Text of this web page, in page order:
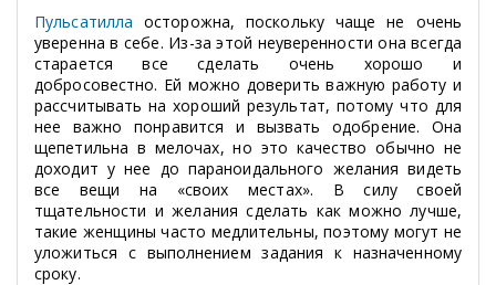
Пульсатилла осторожна, поскольку чаще не очень
уверенна в себе. Из-за этой неуверенности она всегда
старается все сделать очень хорошо и
добросовестно. Ей можно доверить важную работу и
рассчитывать на хороший результат, потому что для
нее важно понравится и вызвать одобрение. Она
щепетильна в мелочах, но это качество обычно не
доходит у нее до параноидального желания видеть
все вещи на «своих местах». В силу своей
тщательности и желания сделать как можно лучше,
такие женщины часто медлительны, поэтому могут не
уложиться с выполнением задания к назначенному
сроку.